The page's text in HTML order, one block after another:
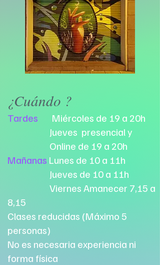
¿Cuándo ?
Tardes Miércoles de 19 a 20h
Jueves presencial y
Online de 19 a 20h
Mañanas Lunes de 10 a 11h
Jueves de 10 a 11h
Viernes Amanecer 7,15 a
8,15
Clases reducidas (Máximo 5
personas)
No es necesaria experiencia ni
forma física